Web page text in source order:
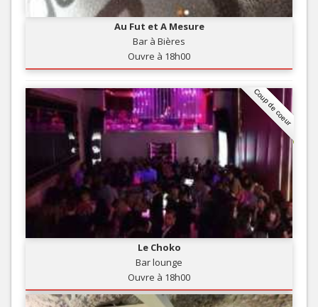
Au Fut et A Mesure
Bar à Bières
Ouvre à 18h00
Coup de coeur
Le Choko
Bar lounge
Ouvre à 18h00